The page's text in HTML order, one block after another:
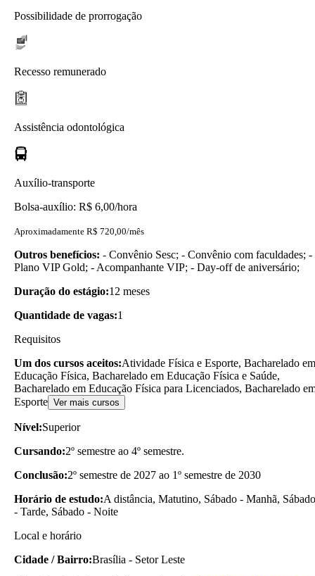
Possibilidade de prorrogação
Recesso remunerado
Assistência odontológica
Auxílio-transporte
Bolsa-auxílio: R$ 6,00/hora
Aproximadamente R$ 720,00/mês
Outros benefícios: - Convênio Sesc; - Convênio com faculdades; -
Plano VIP Gold; - Acompanhante VIP; - Day-off de aniversário;
Duração do estágio:12 meses
Quantidade de vagas:1
Requisitos
Um dos cursos aceitos:Atividade Física e Esporte, Bacharelado em
Educação Física, Bacharelado em Educação Física e Saúde,
Bacharelado em Educação Física para Licenciados, Bacharelado
Esporte Ver mais cursos
Nível:Superior
Cursando:2º semestre ao 4º semestre.
Conclusão:2º semestre de 2027 ao 1º semestre de 2030
Horário de estudo:A distância, Matutino, Sábado - Manhã, Sábado
- Tarde, Sábado - Noite
Local e horário
Cidade / Bairro:Brasília - Setor Leste